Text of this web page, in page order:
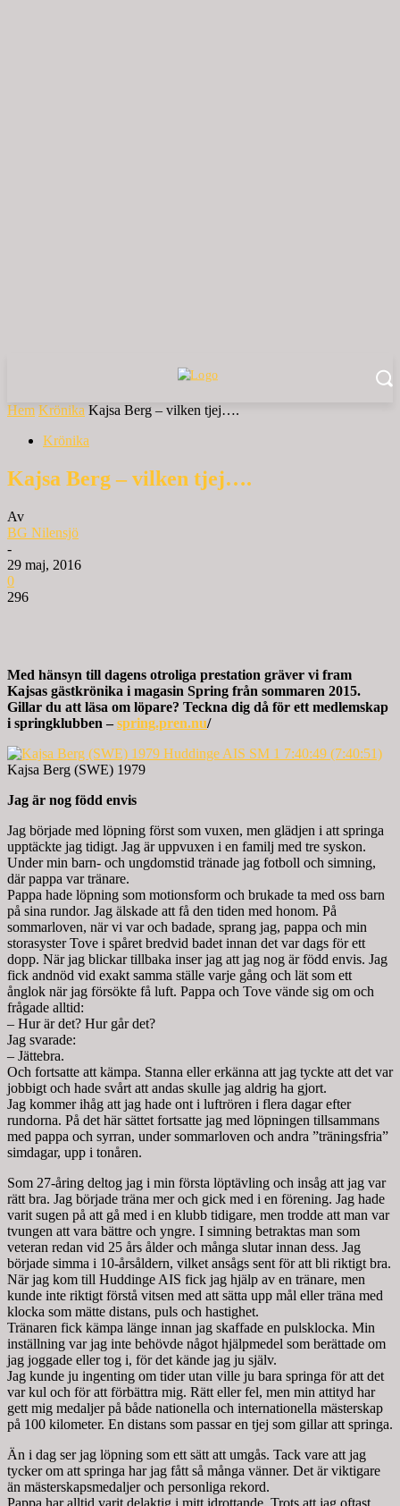
Hem Krönika Kajsa Berg – vilken tjej….
Krönika
Kajsa Berg – vilken tjej….
Av
BG Nilensjö
-
29 maj, 2016
0
296
Med hänsyn till dagens otroliga prestation gräver vi fram
Kajsas gästkrönika i magasin Spring från sommaren 2015.
Gillar du att läsa om löpare? Teckna dig då för ett medlemskap
i springklubben –spring.pren.nu/
Kajsa Berg (SWE) 1979
Jag är nog född envis
Jag började med löpning först som vuxen, men glädjen i att springa
upptäckte jag tidigt. Jag är uppvuxen i en familj med tre syskon.
Under min barn- och ungdomstid tränade jag fotboll och simning,
där pappa var tränare.
Pappa hade löpning som motionsform och brukade ta med oss barn
på sina rundor. Jag älskade att få den tiden med honom. På
sommarloven, när vi var och badade, sprang jag, pappa och min
storasyster Tove i spåret bredvid badet innan det var dags för ett
dopp. När jag blickar tillbaka inser jag att jag nog är född envis. Jag
fick andnöd vid exakt samma ställe varje gång och lät som ett
ånglok när jag försökte få luft. Pappa och Tove vände sig om och
frågade alltid:
– Hur är det? Hur går det?
Jag svarade:
– Jättebra.
Och fortsatte att kämpa. Stanna eller erkänna att jag tyckte att det var
jobbigt och hade svårt att andas skulle jag aldrig ha gjort.
Jag kommer ihåg att jag hade ont i luftrören i flera dagar efter
rundorna. På det här sättet fortsatte jag med löpningen tillsammans
med pappa och syrran, under sommarloven och andra ”träningsfria”
simdagar, upp i tonåren.
Som 27-åring deltog jag i min första löptävling och insåg att jag var
rätt bra. Jag började träna mer och gick med i en förening. Jag hade
varit sugen på att gå med i en klubb tidigare, men trodde att man var
tvungen att vara bättre och yngre. I simning betraktas man som
veteran redan vid 25 års ålder och många slutar innan dess. Jag
började simma i 10-årsåldern, vilket ansågs sent för att bli riktigt bra.
När jag kom till Huddinge AIS fick jag hjälp av en tränare, men
kunde inte riktigt förstå vitsen med att sätta upp mål eller träna med
klocka som mätte distans, puls och hastighet.
Tränaren fick kämpa länge innan jag skaffade en pulsklocka. Min
inställning var jag inte behövde något hjälpmedel som berättade om
jag joggade eller tog i, för det kände jag ju själv.
Jag kunde ju ingenting om tider utan ville ju bara springa för att det
var kul och för att förbättra mig. Rätt eller fel, men min attityd har
gett mig medaljer på både nationella och internationella mästerskap
på 100 kilometer. En distans som passar en tjej som gillar att springa.
Än i dag ser jag löpning som ett sätt att umgås. Tack vare att jag
tycker om att springa har jag fått så många vänner. Det är viktigare
än mästerskapsmedaljer och personliga rekord.
Pappa har alltid varit delaktig i mitt idrottande. Trots att jag oftast